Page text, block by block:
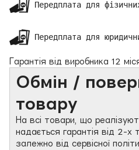
Передплата для
Передплата для
Гарантія від виробника 12
Обмін /
товару
На всі товари, що
надається гарантія від 2-х
залежно від сервісної